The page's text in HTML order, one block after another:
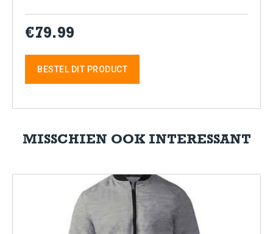
€79.99
BESTEL DIT PRODUCT
MISSCHIEN OOK INTERESSANT